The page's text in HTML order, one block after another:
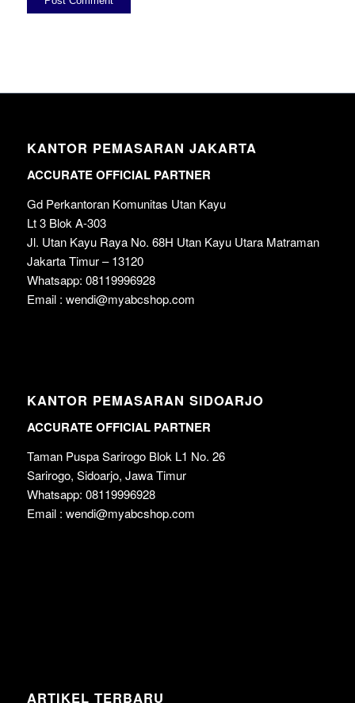
KANTOR PEMASARAN JAKARTA
ACCURATE OFFICIAL PARTNER
Gd Perkantoran Komunitas Utan Kayu
Lt 3 Blok A-303
Jl. Utan Kayu Raya No. 68H Utan Kayu Utara Matraman
Jakarta Timur – 13120
Whatsapp: 08119996928
Email : wendi@myabcshop.com
KANTOR PEMASARAN SIDOARJO
ACCURATE OFFICIAL PARTNER
Taman Puspa Sarirogo Blok L1 No. 26
Sarirogo, Sidoarjo, Jawa Timur
Whatsapp: 08119996928
Email : wendi@myabcshop.com
ARTIKEL TERBARU